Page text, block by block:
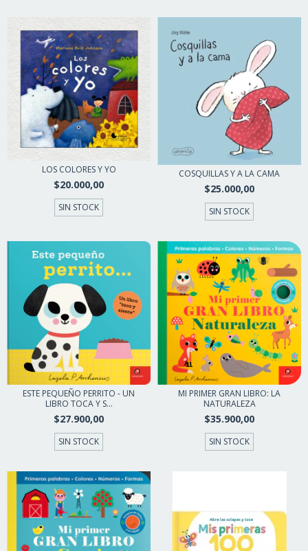
LOS COLORES Y YO
$20.000,00
SIN STOCK
COSQUILLAS Y A LA CAMA
$25.000,00
SIN STOCK
ESTE PEQUEÑO PERRITO - UN
LIBRO TOCA Y S...
$27.900,00
SIN STOCK
MI PRIMER GRAN LIBRO: LA
NATURALEZA
$35.900,00
SIN STOCK